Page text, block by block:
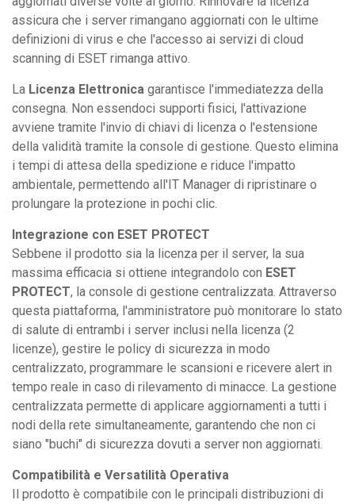
assicura che i server rimangano aggiornati con le ultime
definizioni di virus e che l'accesso ai servizi di cloud
scanning di ESET rimanga attivo.
La Licenza Elettronica garantisce l'immediatezza della
consegna. Non essendoci supporti fisici, l'attivazione
avviene tramite l'invio di chiavi di licenza o l'estensione
della validità tramite la console di gestione. Questo elimina
i tempi di attesa della spedizione e riduce l'impatto
ambientale, permettendo all'IT Manager di ripristinare o
prolungare la protezione in pochi clic.
Integrazione con ESET PROTECT
Sebbene il prodotto sia la licenza per il server, la sua
massima efficacia si ottiene integrandolo con ESET
PROTECT, la console di gestione centralizzata. Attraverso
questa piattaforma, l'amministratore può monitorare lo stato
di salute di entrambi i server inclusi nella licenza (2
licenze), gestire le policy di sicurezza in modo
centralizzato, programmare le scansioni e ricevere alert in
tempo reale in caso di rilevamento di minacce. La gestione
centralizzata permette di applicare aggiornamenti a tutti i
nodi della rete simultaneamente, garantendo che non ci
siano "buchi" di sicurezza dovuti a server non aggiornati.
Compatibilità e Versatilità Operativa
Il prodotto è compatibile con le principali distribuzioni di